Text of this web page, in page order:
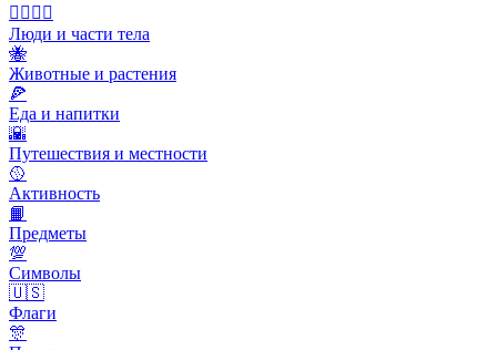
👩‍❤️‍💋‍👨
Люди и части тела
🐝
Животные и растения
🍕
Еда и напитки
🌇
Путешествия и местности
🥎
Активность
📙
Предметы
💯
Символы
🇺🇸
Флаги
🎊